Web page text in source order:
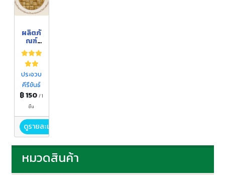
ผลิตภั
ณฑ์
จาก
เส้น
พลาส
ติก
ประจวบ
คีรีขันธ์
฿ 150/ 1
ชิ้น
ดูรายละเอียด
หมวดสินค้า